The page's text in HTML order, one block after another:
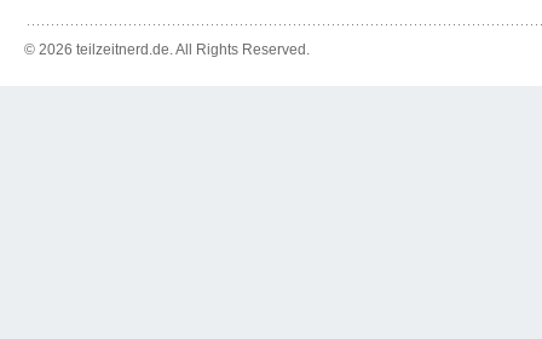
© 2026 teilzeitnerd.de. All Rights Reserved.